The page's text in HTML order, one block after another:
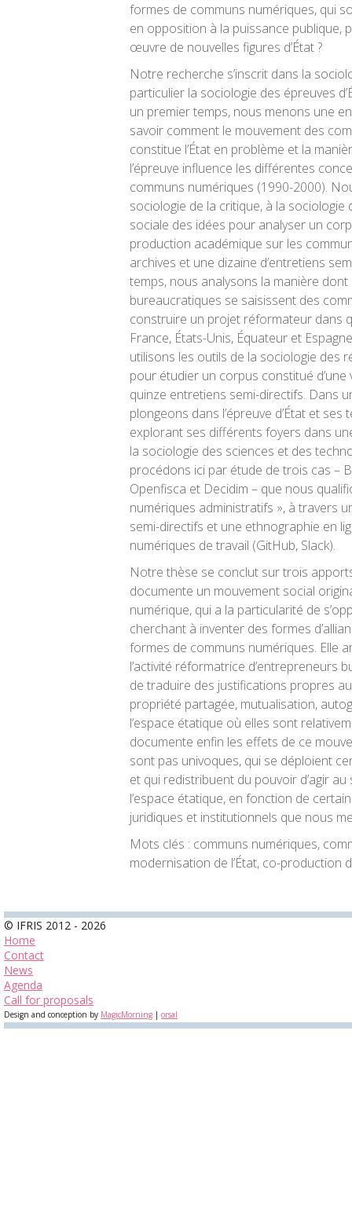
formes de communs numériques, qui
en opposition à la puissance publique,
œuvre de nouvelles figures d’État ?
Notre recherche s’inscrit dans la
particulier la sociologie des épreuves
un premier temps, nous menons une
savoir comment le mouvement des
constitue l’État en problème et la
l’épreuve influence les différentes
communs numériques (1990-2000).
sociologie de la critique, à la sociologie
sociale des idées pour analyser un
production académique sur les
archives et une dizaine d’entretiens
temps, nous analysons la manière
bureaucratiques se saisissent des
construire un projet réformateur dans
France, États-Unis, Équateur et
utilisons les outils de la sociologie des
pour étudier un corpus constitué
quinze entretiens semi-directifs. Dans
plongeons dans l’épreuve d’État et
explorant ses différents foyers dans
la sociologie des sciences et des
procédons ici par étude de trois cas –
Openfisca et Decidim – que nous
numériques administratifs », à travers
semi-directifs et une ethnographie en
numériques de travail (GitHub, Slack).
Notre thèse se conclut sur trois
documente un mouvement social
numérique, qui a la particularité de
cherchant à inventer des formes
formes de communs numériques. Elle
l’activité réformatrice d’entrepreneurs
de traduire des justifications propres
propriété partagée, mutualisation,
l’espace étatique où elles sont
documente enfin les effets de ce
sont pas univoques, qui se déploient
et qui redistribuent du pouvoir d’agir au
l’espace étatique, en fonction de
juridiques et institutionnels que nous
Mots clés : communs numériques,
modernisation de l’État, co-production
© IFRIS 2012 - 2026
Home
Contact
News
Agenda
Call for proposals
Design and conception by MagicMorning | orsal